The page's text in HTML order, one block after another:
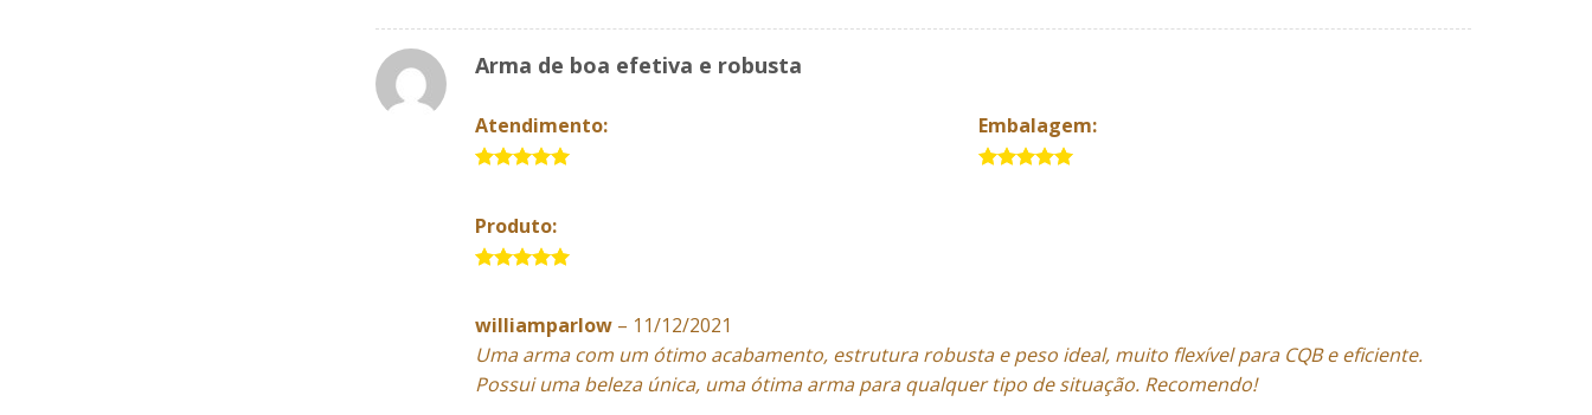
Arma de boa efetiva e robusta
Atendimento: Embalagem:
Produto:
williamparlow – 11/12/2021
Uma arma com um ótimo acabamento, estrutura robusta e peso ideal, muito flexível para CQB e eficiente.
Possui uma beleza única, uma ótima arma para qualquer tipo de situação. Recomendo!